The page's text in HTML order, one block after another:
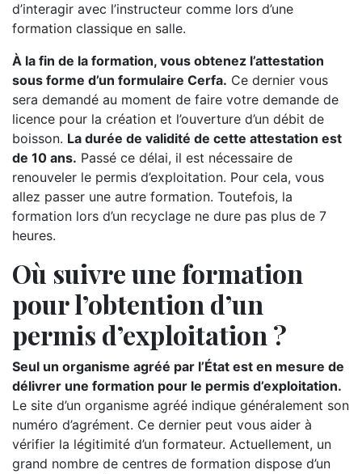
d’interagir avec l’instructeur comme lors d’une
formation classique en salle.
À la fin de la formation, vous obtenez l’attestation
sous forme d’un formulaire Cerfa. Ce dernier vous
sera demandé au moment de faire votre demande de
licence pour la création et l’ouverture d’un débit de
boisson. La durée de validité de cette attestation est
de 10 ans. Passé ce délai, il est nécessaire de
renouveler le permis d’exploitation. Pour cela, vous
allez passer une autre formation. Toutefois, la
formation lors d’un recyclage ne dure pas plus de 7
heures.
Où suivre une formation
pour l’obtention d’un
permis d’exploitation ?
Seul un organisme agréé par l’État est en mesure de
délivrer une formation pour le permis d’exploitation.
Le site d’un organisme agréé indique généralement son
numéro d’agrément. Ce dernier peut vous aider à
vérifier la légitimité d’un formateur. Actuellement, un
grand nombre de centres de formation dispose d’un